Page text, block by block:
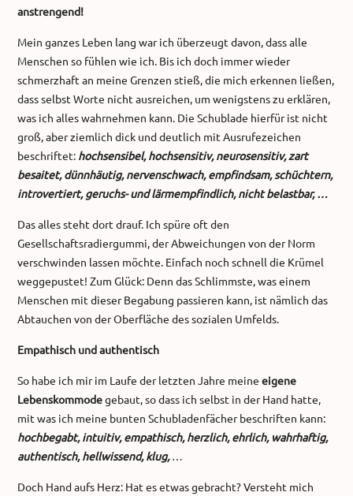
anstrengend!
Mein ganzes Leben lang war ich überzeugt davon, dass alle
Menschen so fühlen wie ich. Bis ich doch immer wieder
schmerzhaft an meine Grenzen stieß, die mich erkennen ließen,
dass selbst Worte nicht ausreichen, um wenigstens zu erklären,
was ich alles wahrnehmen kann. Die Schublade hierfür ist nicht
groß, aber ziemlich dick und deutlich mit Ausrufezeichen
beschriftet: hochsensibel, hochsensitiv, neurosensitiv, zart
besaitet, dünnhäutig, nervenschwach, empfindsam, schüchtern,
introvertiert, geruchs- und lärmempfindlich, nicht belastbar, …
Das alles steht dort drauf. Ich spüre oft den
Gesellschaftsradiergummi, der Abweichungen von der Norm
verschwinden lassen möchte. Einfach noch schnell die Krümel
weggepustet! Zum Glück: Denn das Schlimmste, was einem
Menschen mit dieser Begabung passieren kann, ist nämlich das
Abtauchen von der Oberfläche des sozialen Umfelds.
Empathisch und authentisch
So habe ich mir im Laufe der letzten Jahre meineeigene
Lebenskommodegebaut, so dass ich selbst in der Hand hatte,
mit was ich meine bunten Schubladenfächer beschriften kann:
hochbegabt, intuitiv, empathisch, herzlich, ehrlich, wahrhaftig,
authentisch, hellwissend, klug,…
Doch Hand aufs Herz: Hat es etwas gebracht? Versteht mich